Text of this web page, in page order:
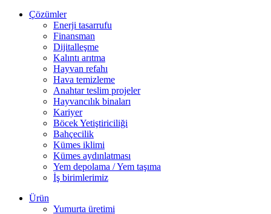
Çözümler
Enerji tasarrufu
Finansman
Dijitalleşme
Kalıntı arıtma
Hayvan refahı
Hava temizleme
Anahtar teslim projeler
Hayvancılık binaları
Kariyer
Böcek Yetiştiriciliği
Bahçecilik
Kümes iklimi
Kümes aydınlatması
Yem depolama / Yem taşıma
İş birimlerimiz
Ürün
Yumurta üretimi